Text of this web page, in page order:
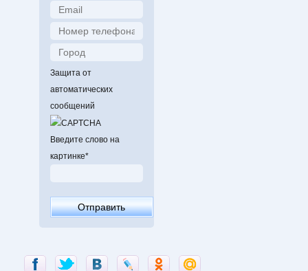
Защита от
автоматических
сообщений
Введите слово на
картинке*